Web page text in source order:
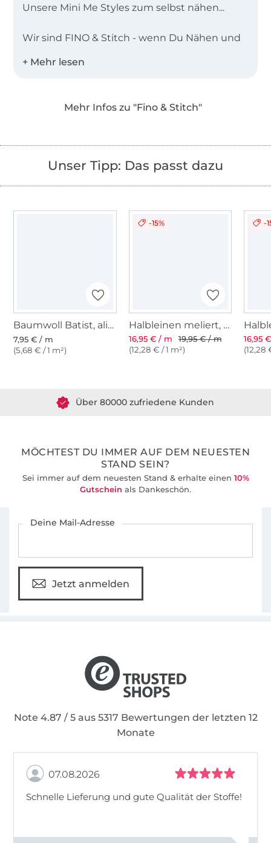
Unsere Mini Me Styles zum selbst nähen...
Wir sind FINO & Stitch - wenn Du Nähen und
richtig. Endlich kannst Du Dir, Deinem Mini
selbsterklärenden Anleitungsvideos helfen Dir
#nähliebe garantiert.
Mehr Infos zu "Fino & Stitch"
Unser Tipp: Das passt dazu
Baumwoll Batist, alice blau
7,95 € / m
(5,68 € / 1 m²)
-15%
Halbleinen meliert, blau
16,95 € / m
19,95 € / m
(12,28 € / 1 m²)
-
16,95
(12,28
MÖCHTEST DU IMMER AUF DEM NEUESTEN
STAND SEIN?
Sei immer auf dem neuesten Stand & erhalte einen 10%
Gutschein als Dankeschön.
Deine Mail-Adresse
Jetzt anmelden
Note 4.87 / 5 aus 5317 Bewertungen der letzten 12
Monate
07.08.2026
Schnelle Lieferung und gute Qualität der Stoffe!